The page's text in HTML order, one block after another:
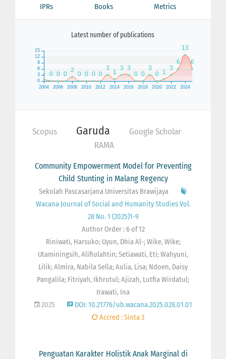
IPRs Books Metrics
Latest number of publications
Scopus Garuda
Google Scholar
RAMA
Community Empowerment Model for Preventing
Child Stunting in Malang Regency
Sekolah Pascasarjana Universitas Brawijaya
Wacana Journal of Social and Humanity Studies Vol.
28 No. 1 (2025)1-9
Author Order : 6 of 12
Riniwati, Harsuko; Uyun, Dhia Al-; Wike, Wike;
Utaminingsih, Alifiulahtin; Setiawati, Eti; Wahyuni,
Lilik; Almira, Nabila Sella; Aulia, Lisa; Ndoen, Daisy
Pangalila; Fitriyah, Ikhrotul; Ajizah, Lutfia Wirdatul;
Irawati, Ina
2025
DOI: 10.21776/ub.wacana.2025.028.01.01
Accred : Sinta 3
Penguatan Karakter Holistik Anak Marginal di